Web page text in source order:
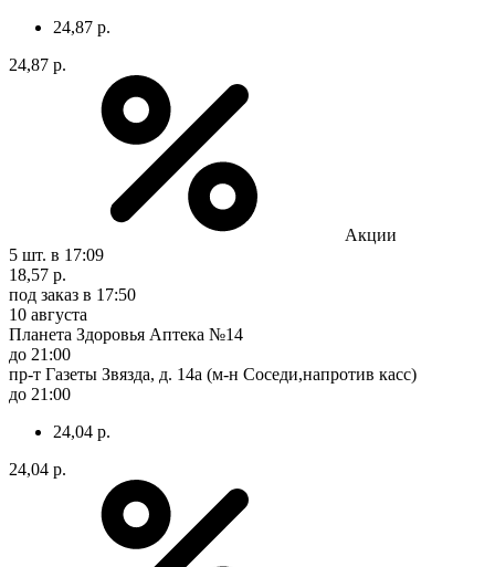
24,87 р.
24,87 р.
Акции
5 шт. в 17:09
18,57 р.
под заказ в 17:50
10 августа
Планета Здоровья Аптека №14
до 21:00
пр-т Газеты Звязда, д. 14а (м-н Соседи,напротив касс)
до 21:00
24,04 р.
24,04 р.